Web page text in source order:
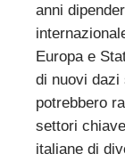
anni
Europa e
di nuovi dazi
potrebbero
settori
italiane di